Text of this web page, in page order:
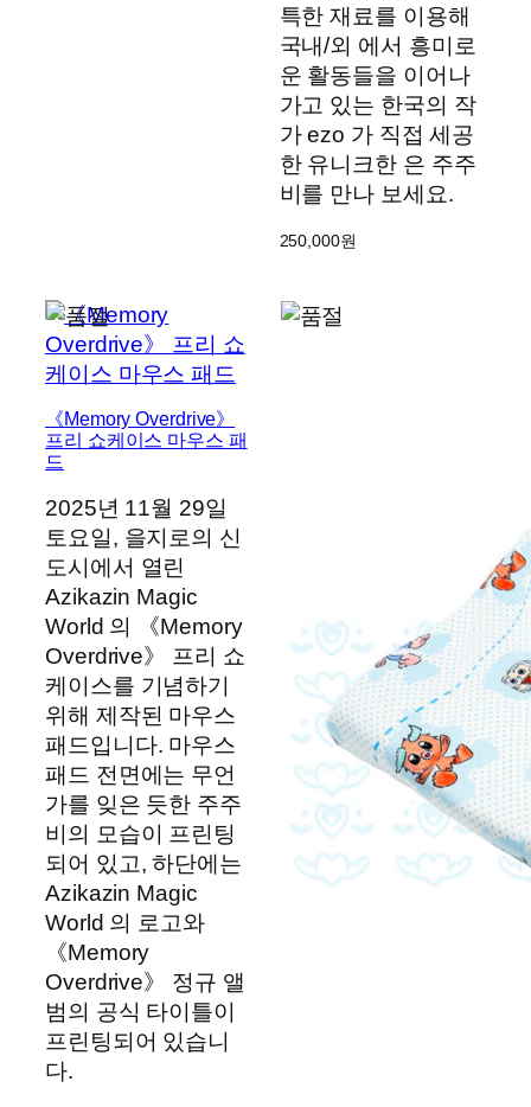
특한 재료를 이용해
국내/외 에서 흥미로
운 활동들을 이어나
가고 있는 한국의 작
가 ezo 가 직접 세공
한 유니크한 은 주주
비를 만나 보세요.
250,000원
《Memory Overdrive》
프리 쇼케이스 마우스 패
드
2025년 11월 29일
토요일, 을지로의 신
도시에서 열린
Azikazin Magic
World 의 《Memory
Overdrive》 프리 쇼
케이스를 기념하기
위해 제작된 마우스
패드입니다. 마우스
패드 전면에는 무언
가를 잊은 듯한 주주
비의 모습이 프린팅
되어 있고, 하단에는
Azikazin Magic
World 의 로고와
《Memory
Overdrive》 정규 앨
범의 공식 타이틀이
프린팅되어 있습니
다.